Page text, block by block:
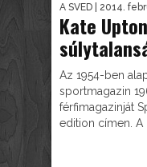
A SVED | 2014.
Kate
Az 1954-ben
sportmagazin
férfimagazinját
edition címen. A